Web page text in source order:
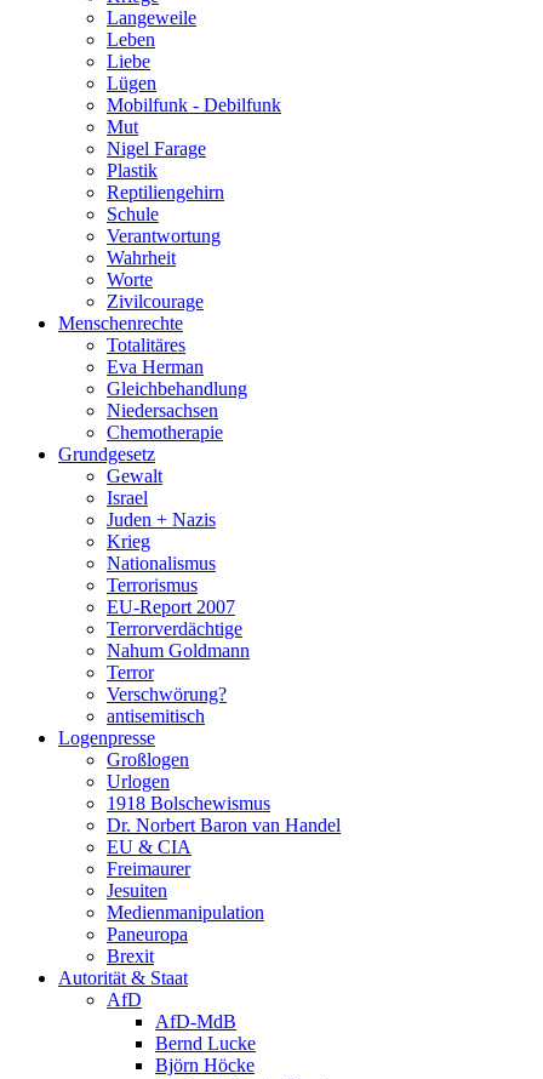
Langeweile
Leben
Liebe
Lügen
Mobilfunk - Debilfunk
Mut
Nigel Farage
Plastik
Reptiliengehirn
Schule
Verantwortung
Wahrheit
Worte
Zivilcourage
Menschenrechte
Totalitäres
Eva Herman
Gleichbehandlung
Niedersachsen
Chemotherapie
Grundgesetz
Gewalt
Israel
Juden + Nazis
Krieg
Nationalismus
Terrorismus
EU-Report 2007
Terrorverdächtige
Nahum Goldmann
Terror
Verschwörung?
antisemitisch
Logenpresse
Großlogen
Urlogen
1918 Bolschewismus
Dr. Norbert Baron van Handel
EU & CIA
Freimaurer
Jesuiten
Medienmanipulation
Paneuropa
Brexit
Autorität & Staat
AfD
AfD-MdB
Bernd Lucke
Björn Höcke